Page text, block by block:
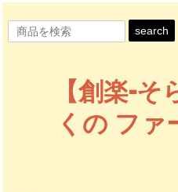
search
【創楽-
くの ファ